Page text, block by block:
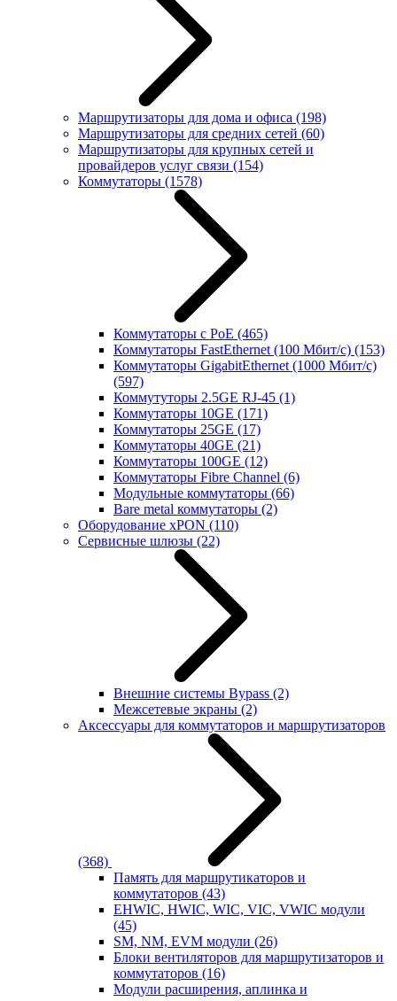
Маршрутизаторы для дома и офиса (198)
Маршрутизаторы для средних сетей (60)
Маршрутизаторы для крупных сетей и
провайдеров услуг связи (154)
Коммутаторы (1578)
Коммутаторы с PoE (465)
Коммутаторы FastEthernet (100 Мбит/с) (153)
Коммутаторы GigabitEthernet (1000 Мбит/с)
(597)
Коммутуторы 2.5GE RJ-45 (1)
Коммутаторы 10GE (171)
Коммутаторы 25GE (17)
Коммутаторы 40GE (21)
Коммутаторы 100GE (12)
Коммутаторы Fibre Channel (6)
Модульные коммутаторы (66)
Bare metal коммутаторы (2)
Оборудование xPON (110)
Сервисные шлюзы (22)
Внешние системы Bypass (2)
Межсетевые экраны (2)
Аксессуары для коммутаторов и маршрутизаторов
(368)
Память для маршрутикаторов и
коммутаторов (43)
EHWIC, HWIC, WIC, VIC, VWIC модули
(45)
SM, NM, EVM модули (26)
Блоки вентиляторов для маршрутизаторов и
коммутаторов (16)
Модули расширения, аплинка и